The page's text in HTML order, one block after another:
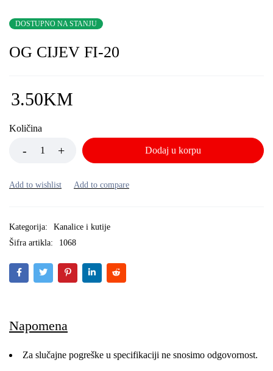
DOSTUPNO NA STANJU
OG CIJEV FI-20
3.50KM
Količina
Dodaj u korpu
Kategorija:
Kanalice i kutije
Šifra artikla:
1068
Napomena
Za slučajne pogreške u specifikaciji ne snosimo odgovornost.